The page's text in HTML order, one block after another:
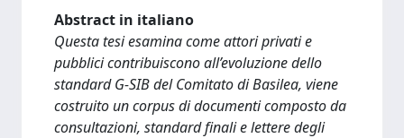
Abstract in italiano
Questa tesi esamina come attori privati e
pubblici contribuiscono all’evoluzione dello
standard G-SIB del Comitato di Basilea, viene
costruito un corpus di documenti composto da
consultazioni, standard finali e lettere degli